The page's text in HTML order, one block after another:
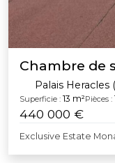
Chambre de
Palais Heracles
Superficie : 13 m²Pièces :
440 000 €
Exclusive Estate